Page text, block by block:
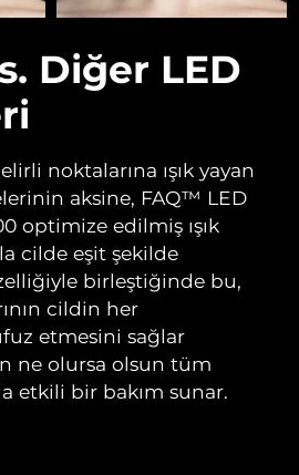
Diğer LED
noktalarına ışık yayan
aksine, FAQ™ LED
optimize edilmiş ışık
cilde eşit şekilde
birleştiğinde bu,
cildin her
etmesini sağlar
ne olursa olsun tüm
etkili bir bakım sunar.